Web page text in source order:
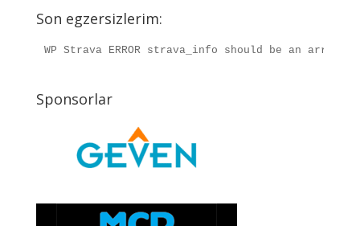
Son egzersizlerim:
WP Strava ERROR strava_info should be an
Sponsorlar